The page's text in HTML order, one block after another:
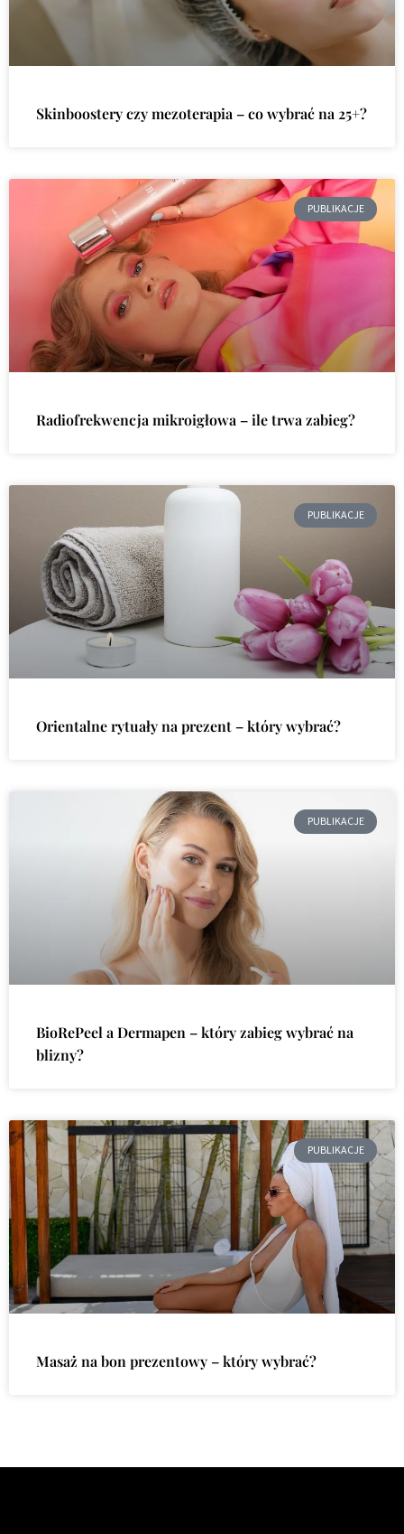
Skinboostery czy mezoterapia – co wybrać na 25+?
PUBLIKACJE
Radiofrekwencja mikroigłowa – ile trwa zabieg?
PUBLIKACJE
Orientalne rytuały na prezent – który wybrać?
PUBLIKACJE
BioRePeel a Dermapen – który zabieg wybrać na
blizny?
PUBLIKACJE
Masaż na bon prezentowy – który wybrać?